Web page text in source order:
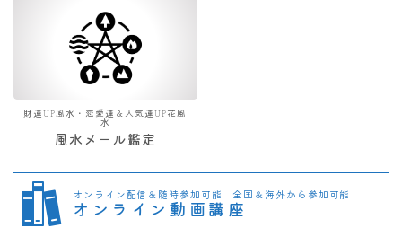
財運UP風水・恋愛運＆人気運UP花風
水
風水メール鑑定
オンライン配信＆随時参加可能 全国＆海外から参加可能
オンライン動画講座